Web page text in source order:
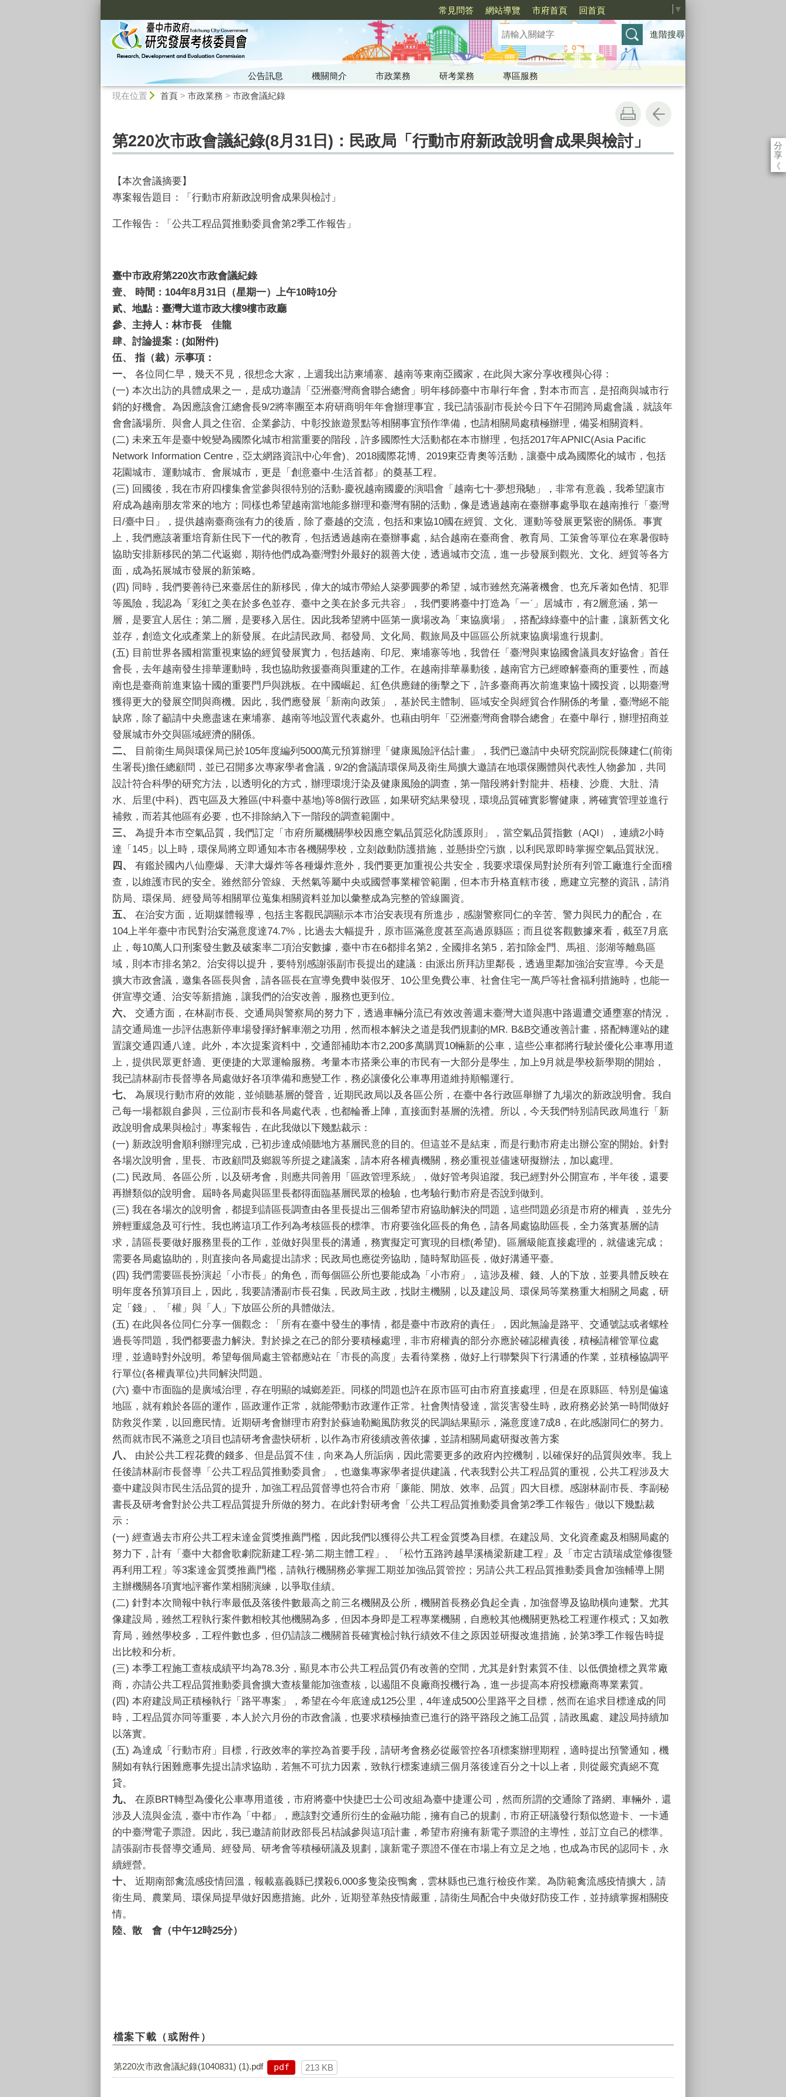
常見問答 網站導覽 市府首頁 回首頁 ▼
進階搜尋
公告訊息 機關簡介 市政業務 研考業務
專區服務
現在位置 首頁> 市政業務 > 市政會議紀錄
分
享
《
第220次市政會議紀錄(8月31日)：民政局「行動市府新政說明會成果與檢討」
【本次會議摘要】
專案報告題目：「行動市府新政說明會成果與檢討」
工作報告：「公共工程品質推動委員會第2季工作報告」
臺中市政府第220次市政會議紀錄
壹、 時間：104年8月31日（星期一）上午10時10分
貳、地點：臺灣大道市政大樓9樓市政廳
參、主持人：林市長 佳龍
肆、討論提案：(如附件)
伍、 指（裁）示事項：
一、
各位同仁早，幾天不見，很想念大家，上週我出訪柬埔寨、越南等東南亞國家，在此與大家分享收穫與心得：
(一) 本次出訪的具體成果之一，是成功邀請「亞洲臺灣商會聯合總會」明年移師臺中市舉行年會，對本市而言，是招商與城市行
銷的好機會。為因應該會江總會長9/2將率團至本府研商明年年會辦理事宜，我已請張副市長於今日下午召開跨局處會議，就該年
會會議場所、與會人員之住宿、企業參訪、中彰投旅遊景點等相關事宜預作準備，也請相關局處積極辦理，備妥相關資料。
(二) 未來五年是臺中蛻變為國際化城市相當重要的階段，許多國際性大活動都在本市辦理，包括2017年APNIC(Asia Pacific
Network Information Centre，亞太網路資訊中心年會)、2018國際花博、2019東亞青奧等活動，讓臺中成為國際化的城市，包括
花園城市、運動城市、會展城市，更是「創意臺中‧生活首都」的奠基工程。
(三) 回國後，我在市府四樓集會堂參與很特別的活動-慶祝越南國慶的演唱會「越南七十‧夢想飛馳」，非常有意義，我希望讓市
府成為越南朋友常來的地方；同樣也希望越南當地能多辦理和臺灣有關的活動，像是透過越南在臺辦事處爭取在越南推行「臺灣
日/臺中日」，提供越南臺商強有力的後盾，除了臺越的交流，包括和東協10國在經貿、文化、運動等發展更緊密的關係。事實
上，我們應該著重培育新住民下一代的教育，包括透過越南在臺辦事處，結合越南在臺商會、教育局、工策會等單位在寒暑假時
協助安排新移民的第二代返鄉，期待他們成為臺灣對外最好的親善大使，透過城市交流，進一步發展到觀光、文化、經貿等各方
面，成為拓展城市發展的新策略。
(四) 同時，我們要善待已來臺居住的新移民，偉大的城市帶給人築夢圓夢的希望，城市雖然充滿著機會、也充斥著如色情、犯罪
等風險，我認為「彩虹之美在於多色並存、臺中之美在於多元共容」，我們要將臺中打造為「一ˊ」居城市，有2層意涵，第一
層，是要宜人居住；第二層，是要移入居住。因此我希望將中區第一廣場改為「東協廣場」，搭配綠綠臺中的計畫，讓新舊文化
並存，創造文化或產業上的新發展。在此請民政局、都發局、文化局、觀旅局及中區區公所就東協廣場進行規劃。
(五) 目前世界各國相當重視東協的經貿發展實力，包括越南、印尼、柬埔寨等地，我曾任「臺灣與東協國會議員友好協會」首任
會長，去年越南發生排華運動時，我也協助救援臺商與重建的工作。在越南排華暴動後，越南官方已經瞭解臺商的重要性，而越
南也是臺商前進東協十國的重要門戶與跳板。在中國崛起、紅色供應鏈的衝擊之下，許多臺商再次前進東協十國投資，以期臺灣
獲得更大的發展空間與商機。因此，我們應發展「新南向政策」，基於民主體制、區域安全與經貿合作關係的考量，臺灣絕不能
缺席，除了籲請中央應盡速在柬埔寨、越南等地設置代表處外。也藉由明年「亞洲臺灣商會聯合總會」在臺中舉行，辦理招商並
發展城市外交與區域經濟的關係。
二、
目前衛生局與環保局已於105年度編列5000萬元預算辦理「健康風險評估計畫」，我們已邀請中央研究院副院長陳建仁(前衛
生署長)擔任總顧問，並已召開多次專家學者會議，9/2的會議請環保局及衛生局擴大邀請在地環保團體與代表性人物參加，共同
設計符合科學的研究方法，以透明化的方式，辦理環境汙染及健康風險的調查，第一階段將針對龍井、梧棲、沙鹿、大肚、清
水、后里(中科)、西屯區及大雅區(中科臺中基地)等8個行政區，如果研究結果發現，環境品質確實影響健康，將確實管理並進行
補救，而若其他區有必要，也不排除納入下一階段的調查範圍中。
三、
為提升本市空氣品質，我們訂定「市府所屬機關學校因應空氣品質惡化防護原則」，當空氣品質指數（AQI），連續2小時
達「145」以上時，環保局將立即通知本市各機關學校，立刻啟動防護措施，並懸掛空污旗，以利民眾即時掌握空氣品質狀況。
四、
有鑑於國內八仙塵爆、天津大爆炸等各種爆炸意外，我們要更加重視公共安全，我要求環保局對於所有列管工廠進行全面稽
查，以維護市民的安全。雖然部分管線、天然氣等屬中央或國營事業權管範圍，但本市升格直轄市後，應建立完整的資訊，請消
防局、環保局、經發局等相關單位蒐集相關資料並加以彙整成為完整的管線圖資。
五、
在治安方面，近期媒體報導，包括主客觀民調顯示本市治安表現有所進步，感謝警察同仁的辛苦、警力與民力的配合，在
104上半年臺中市民對治安滿意度達74.7%，比過去大幅提升，原市區滿意度甚至高過原縣區；而且從客觀數據來看，截至7月底
止，每10萬人口刑案發生數及破案率二項治安數據，臺中市在6都排名第2，全國排名第5，若扣除金門、馬祖、澎湖等離島區
域，則本市排名第2。治安得以提升，要特別感謝張副市長提出的建議：由派出所拜訪里鄰長，透過里鄰加強治安宣導。今天是
擴大市政會議，邀集各區長與會，請各區長在宣導免費申裝假牙、10公里免費公車、社會住宅一萬戶等社會福利措施時，也能一
併宣導交通、治安等新措施，讓我們的治安改善，服務也更到位。
六、
交通方面，在林副市長、交通局與警察局的努力下，透過車輛分流已有效改善週末臺灣大道與惠中路週遭交通壅塞的情況，
請交通局進一步評估惠新停車場發揮紓解車潮之功用，然而根本解決之道是我們規劃的MR. B&B交通改善計畫，搭配轉運站的建
置讓交通四通八達。此外，本次提案資料中，交通部補助本市2,200多萬購買10輛新的公車，這些公車都將行駛於優化公車專用道
上，提供民眾更舒適、更便捷的大眾運輸服務。考量本市搭乘公車的市民有一大部分是學生，加上9月就是學校新學期的開始，
我已請林副市長督導各局處做好各項準備和應變工作，務必讓優化公車專用道維持順暢運行。
七、
為展現行動市府的效能，並傾聽基層的聲音，近期民政局以及各區公所，在臺中各行政區舉辦了九場次的新政說明會。我自
己每一場都親自參與，三位副市長和各局處代表，也都輪番上陣，直接面對基層的洗禮。所以，今天我們特別請民政局進行「新
政說明會成果與檢討」專案報告，在此我做以下幾點裁示：
(一) 新政說明會順利辦理完成，已初步達成傾聽地方基層民意的目的。但這並不是結束，而是行動市府走出辦公室的開始。針對
各場次說明會，里長、市政顧問及鄉親等所提之建議案，請本府各權責機關，務必重視並儘速研擬辦法，加以處理。
(二) 民政局、各區公所，以及研考會，則應共同善用「區政管理系統」，做好管考與追蹤。我已經對外公開宣布，半年後，還要
再辦類似的說明會。屆時各局處與區里長都得面臨基層民眾的檢驗，也考驗行動市府是否說到做到。
(三) 我在各場次的說明會，都提到請區長調查由各里長提出三個希望市府協助解決的問題，這些問題必須是市府的權責 ，並先分
辨輕重緩急及可行性。我也將這項工作列為考核區長的標準。市府要強化區長的角色，請各局處協助區長，全力落實基層的請
求，請區長要做好服務里長的工作，並做好與里長的溝通，務實擬定可實現的目標(希望)。區層級能直接處理的，就儘速完成；
需要各局處協助的，則直接向各局處提出請求；民政局也應從旁協助，隨時幫助區長，做好溝通平臺。
(四) 我們需要區長扮演起「小市長」的角色，而每個區公所也要能成為「小市府」，這涉及權、錢、人的下放，並要具體反映在
明年度各預算項目上，因此，我要請潘副市長召集，民政局主政，找財主機關，以及建設局、環保局等業務重大相關之局處，研
定「錢」、「權」與「人」下放區公所的具體做法。
(五) 在此與各位同仁分享一個觀念：「所有在臺中發生的事情，都是臺中市政府的責任」，因此無論是路平、交通號誌或者螺栓
過長等問題，我們都要盡力解決。對於操之在己的部分要積極處理，非市府權責的部分亦應於確認權責後，積極請權管單位處
理，並適時對外說明。希望每個局處主管都應站在「市長的高度」去看待業務，做好上行聯繫與下行溝通的作業，並積極協調平
行單位(各權責單位)共同解決問題。
(六) 臺中市面臨的是廣域治理，存在明顯的城鄉差距。同樣的問題也許在原市區可由市府直接處理，但是在原縣區、特別是偏遠
地區，就有賴於各區的運作，區政運作正常，就能帶動市政運作正常。社會輿情發達，當災害發生時，政府務必於第一時間做好
防救災作業，以回應民情。近期研考會辦理市府對於蘇迪勒颱風防救災的民調結果顯示，滿意度達7成8，在此感謝同仁的努力。
然而就市民不滿意之項目也請研考會盡快研析，以作為市府後續改善依據，並請相關局處研擬改善方案
八、
由於公共工程花費的錢多、但是品質不佳，向來為人所詬病，因此需要更多的政府內控機制，以確保好的品質與效率。我上
任後請林副市長督導「公共工程品質推動委員會」，也邀集專家學者提供建議，代表我對公共工程品質的重視，公共工程涉及大
臺中建設與市民生活品質的提升，加強工程品質督導也符合市府「廉能、開放、效率、品質」四大目標。感謝林副市長、李副秘
書長及研考會對於公共工程品質提升所做的努力。在此針對研考會「公共工程品質推動委員會第2季工作報告」做以下幾點裁
示：
(一) 經查過去市府公共工程未達金質獎推薦門檻，因此我們以獲得公共工程金質獎為目標。在建設局、文化資產處及相關局處的
努力下，計有「臺中大都會歌劇院新建工程-第二期主體工程」、「松竹五路跨越旱溪橋梁新建工程」及「市定古蹟瑞成堂修復暨
再利用工程」等3案達金質獎推薦門檻，請執行機關務必掌握工期並加強品質管控；另請公共工程品質推動委員會加強輔導上開
主辦機關各項實地評審作業相關演練，以爭取佳績。
(二) 針對本次簡報中執行率最低及落後件數最高之前三名機關及公所，機關首長務必負起全責，加強督導及協助橫向連繫。尤其
像建設局，雖然工程執行案件數相較其他機關為多，但因本身即是工程專業機關，自應較其他機關更熟稔工程運作模式；又如教
育局，雖然學校多，工程件數也多，但仍請該二機關首長確實檢討執行績效不佳之原因並研擬改進措施，於第3季工作報告時提
出比較和分析。
(三) 本季工程施工查核成績平均為78.3分，顯見本市公共工程品質仍有改善的空間，尤其是針對素質不佳、以低價搶標之異常廠
商，亦請公共工程品質推動委員會擴大查核量能加強查核，以遏阻不良廠商投機行為，進一步提高本府投標廠商專業素質。
(四) 本府建設局正積極執行「路平專案」，希望在今年底達成125公里，4年達成500公里路平之目標，然而在追求目標達成的同
時，工程品質亦同等重要，本人於六月份的市政會議，也要求積極抽查已進行的路平路段之施工品質，請政風處、建設局持續加
以落實。
(五) 為達成「行動市府」目標，行政效率的掌控為首要手段，請研考會務必從嚴管控各項標案辦理期程，適時提出預警通知，機
關如有執行困難應事先提出請求協助，若無不可抗力因素，致執行標案連續三個月落後達百分之十以上者，則從嚴究責絕不寬
貸。
九、
在原BRT轉型為優化公車專用道後，市府將臺中快捷巴士公司改組為臺中捷運公司，然而所謂的交通除了路網、車輛外，還
涉及人流與金流，臺中市作為「中都」，應該對交通所衍生的金融功能，擁有自己的規劃，市府正研議發行類似悠遊卡、一卡通
的中臺灣電子票證。因此，我已邀請前財政部長呂桔誠參與這項計畫，希望市府擁有新電子票證的主導性，並訂立自己的標準。
請張副市長督導交通局、經發局、研考會等積極研議及規劃，讓新電子票證不僅在市場上有立足之地，也成為市民的認同卡，永
續經營。
十、
近期南部禽流感疫情回溫，報載嘉義縣已撲殺6,000多隻染疫鴨禽，雲林縣也已進行檢疫作業。為防範禽流感疫情擴大，請
衛生局、農業局、環保局提早做好因應措施。此外，近期登革熱疫情嚴重，請衛生局配合中央做好防疫工作，並持續掌握相關疫
情。
陸、散 會（中午12時25分）
檔案下載（或附件）
第220次市政會議紀錄(1040831) (1).pdf pdf 213 KB